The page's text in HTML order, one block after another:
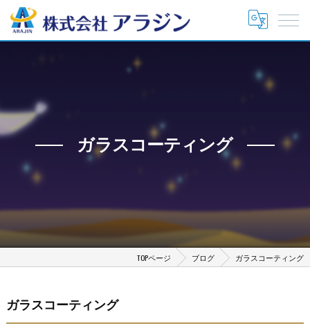
ガラスコーティング
TOPページ ブログ ガラスコーティング
ガラスコーティング